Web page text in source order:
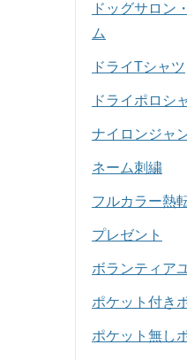
ドッグサロン
ム
ドライTシャツ
ドライポロシ
ナイロンジャ
ネーム刺繍
フルカラー熱
プレゼント
ボランティア
ポケット付き
ポケット無し